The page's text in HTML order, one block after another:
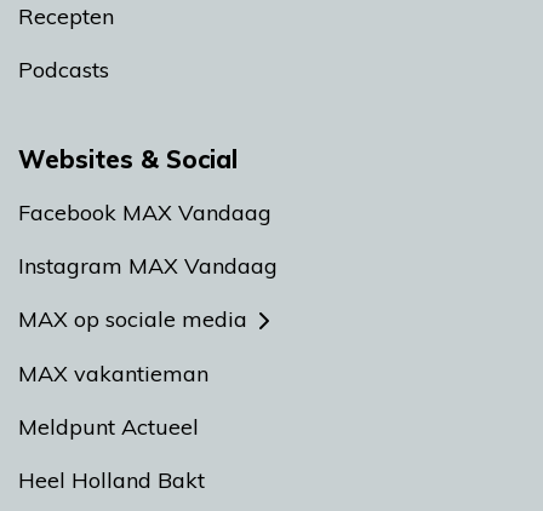
Recepten
Podcasts
Websites & Social
Facebook MAX Vandaag
Instagram MAX Vandaag
MAX op sociale media
MAX vakantieman
Meldpunt Actueel
Heel Holland Bakt